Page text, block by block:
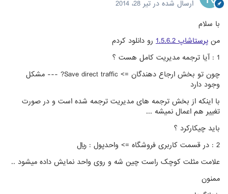
ارسال شده در تیر 28، 2014
با سلام
من پرستاشاپ 1.5.6.2
رو دانلود کردم
چون تو بخش ارجاع دهندگان => Save direct traffic? --- مشکل
وجود دارد
با اینکه از بخش ترجمه های مدیریت ترجمه شده است و در صورت
تغییر هم اعمال نمیشه ...
باید چیکارکرد ؟
2 : در قسمت کاربری فروشگاه => واحدپول : ریال
علامت مثلت کوچک راست چین شه و روی واحد نمایش داده میشود ..
ممنون